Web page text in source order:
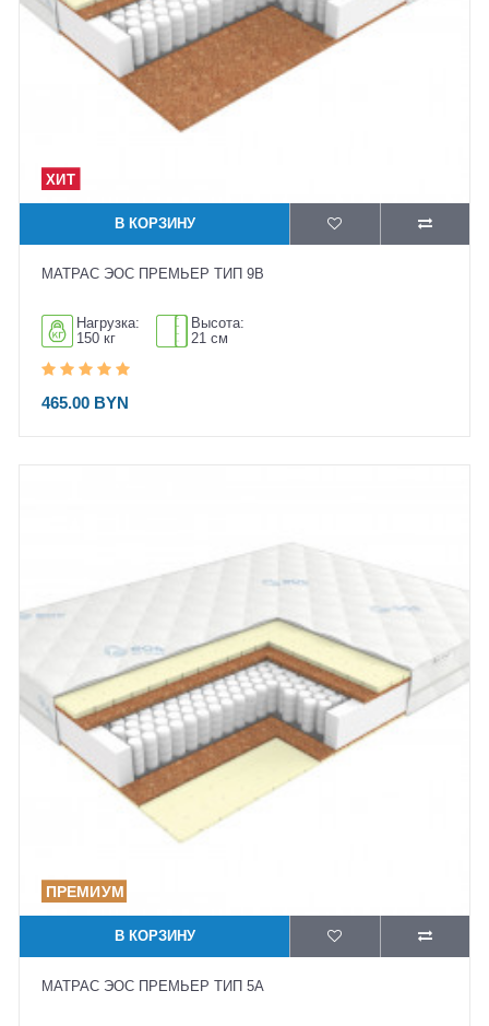
В КОРЗИНУ
МАТРАС ЭОС ПРЕМЬЕР ТИП 9B
Нагрузка:
150 кг
Высота:
21 см
465.00 BYN
В КОРЗИНУ
МАТРАС ЭОС ПРЕМЬЕР ТИП 5А